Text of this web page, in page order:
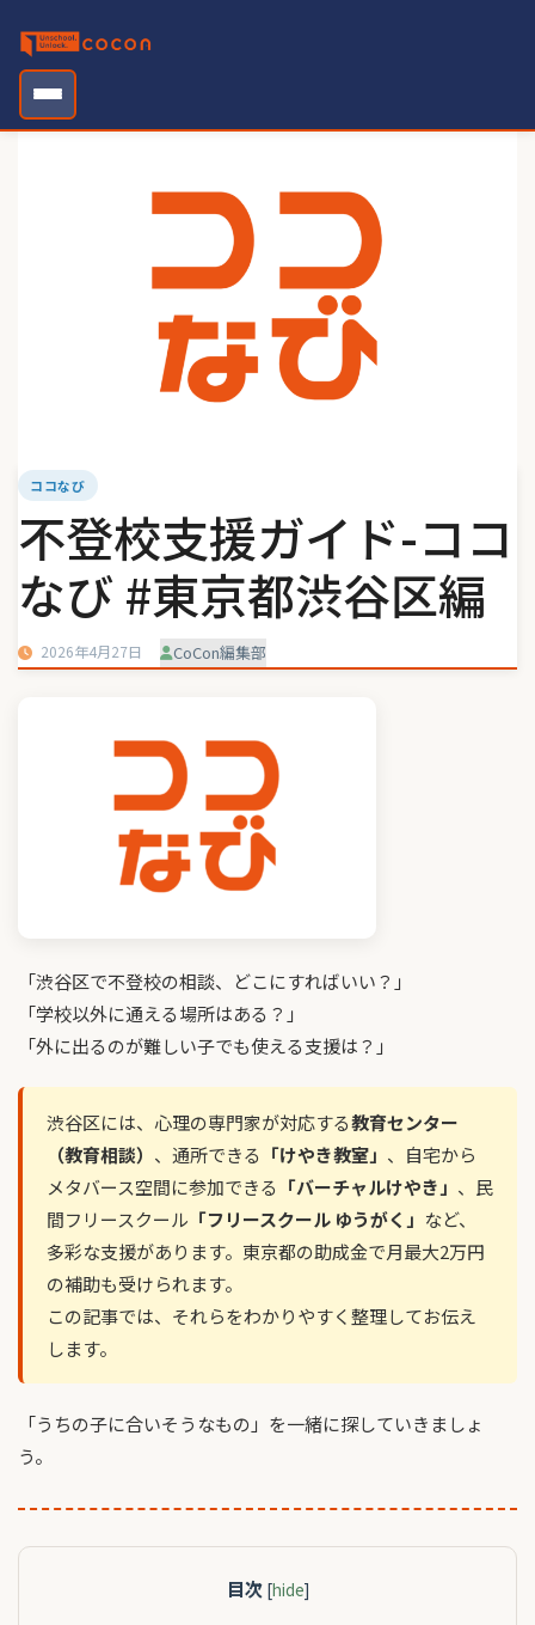
content
ココなび
不登校支援ガイド-ココ
なび #東京都渋谷区編
2026年4月27日 CoCon編集部
「渋谷区で不登校の相談、どこにすればいい？」
「学校以外に通える場所はある？」
「外に出るのが難しい子でも使える支援は？」
渋谷区には、心理の専門家が対応する教育センター
（教育相談） 、通所できる 「けやき教室」 、自宅から
メタバース空間に参加できる 「バーチャルけやき」 、民
間フリースクール 「フリースクール ゆうがく」 など、
多彩な支援があります。東京都の助成金で月最大2万円
の補助も受けられます。
この記事では、それらをわかりやすく整理してお伝え
します。
「うちの子に合いそうなもの」を一緒に探していきましょ
う。
目次 [hide]